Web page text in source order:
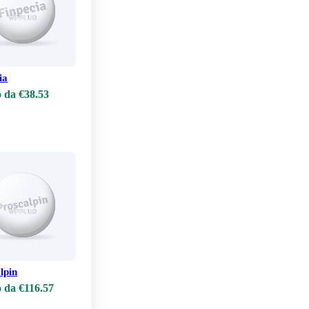
da €38.53
da €116.57